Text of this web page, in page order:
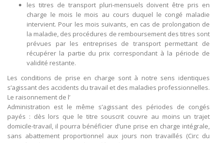
les titres de transport pluri-mensuels doivent être pris en
charge le mois le mois au cours duquel le congé maladie
intervient. Pour les mois suivants, en cas de prolongation de
la maladie, des procédures de remboursement des titres sont
prévues par les entreprises de transport permettant de
récupérer la partie du prix correspondant à la période de
validité restante.
Les conditions de prise en charge sont à notre sens identiques
s’agissant des accidents du travail et des maladies professionnelles.
Le raisonnement de l’
Administration est le même s’agissant des périodes de congés
payés : dès lors que le titre souscrit couvre au moins un trajet
domicile-travail, il pourra bénéficier d’une prise en charge intégrale,
sans abattement proportionnel aux jours non travaillés (Circ du